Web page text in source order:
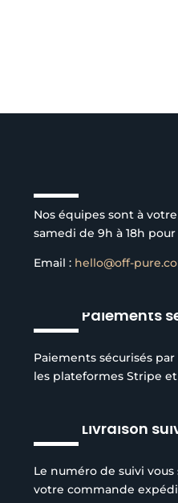
Nos équipes sont à
samedi de 9h à 18h
Email : hello@off-
Paiements
Paiements sécurisés
les plateformes Stripe et
Livraison
Le numéro de suivi
votre commande